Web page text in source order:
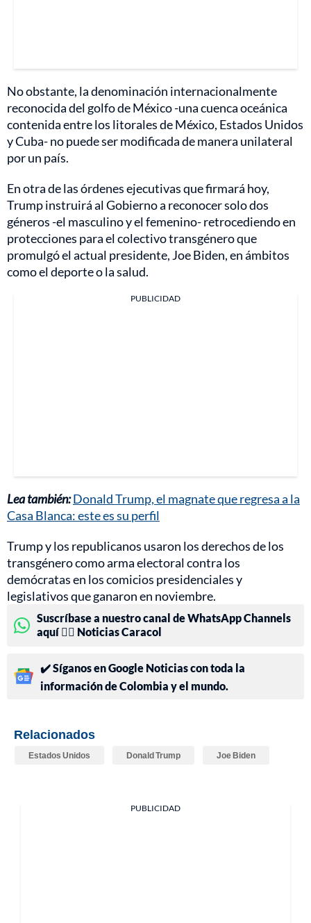
No obstante, la denominación internacionalmente
reconocida del golfo de México -una cuenca oceánica
contenida entre los litorales de México, Estados Unidos
y Cuba- no puede ser modificada de manera unilateral
por un país.
En otra de las órdenes ejecutivas que firmará hoy,
Trump instruirá al Gobierno a reconocer solo dos
géneros -el masculino y el femenino- retrocediendo en
protecciones para el colectivo transgénero que
promulgó el actual presidente, Joe Biden, en ámbitos
como el deporte o la salud.
PUBLICIDAD
Lea también:Donald Trump, el magnate que regresa a la
Casa Blanca: este es su perfil
Trump y los republicanos usaron los derechos de los
transgénero como arma electoral contra los
demócratas en los comicios presidenciales y
legislativos que ganaron en noviembre.
Suscríbase a nuestro canal de WhatsApp Channels
aquí 👉🏻 Noticias Caracol
✔️ Síganos en Google Noticias con toda la
información de Colombia y el mundo.
Relacionados
Estados Unidos Donald Trump Joe Biden
PUBLICIDAD